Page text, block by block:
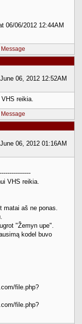
06/06/2012 12:44AM
June 06, 2012 12:52AM
reikia.
June 06, 2012 01:16AM
VHS reikia.
matai aš ne ponas.
"Žemyn upe".
kodel buvo
file.php?
file.php?